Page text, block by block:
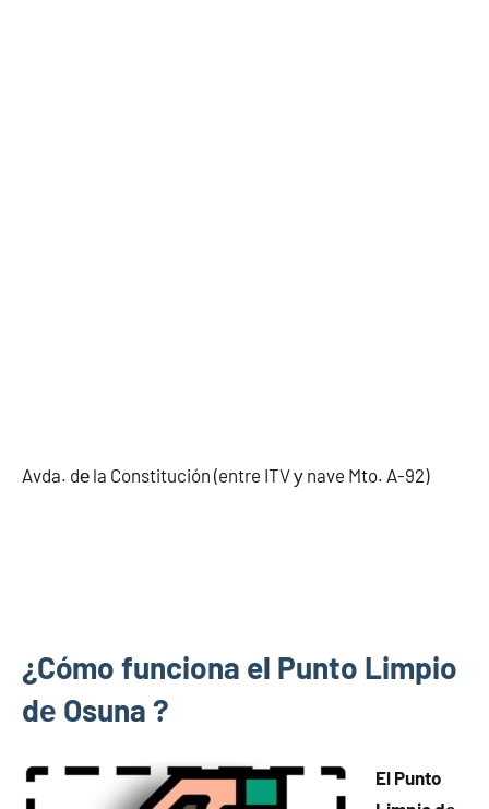
Avda. dе la Constitución (entre ITV у nave Mto. A-92)
¿Cómo funciona el Punto Limpio
dе Osuna ?
El Punto